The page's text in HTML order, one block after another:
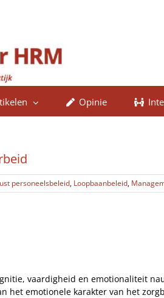
Opinie
personeelsbeleid, Loopbaanbeleid,
vaardigheid en emotionaliteit
het emotionele karakter van het